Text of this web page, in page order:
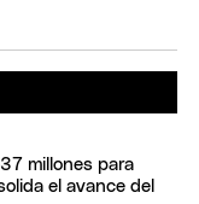
millones para
el avance del